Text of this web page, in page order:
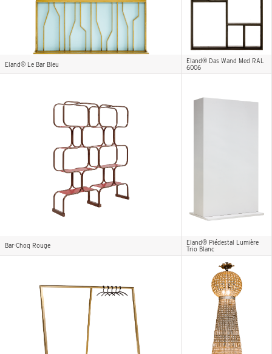
Eland® Le Bar Bleu
Eland® Das Wand Med RAL
6006
Eland® Piédestal Lumière
Trio Blanc
Bar-Choq Rouge